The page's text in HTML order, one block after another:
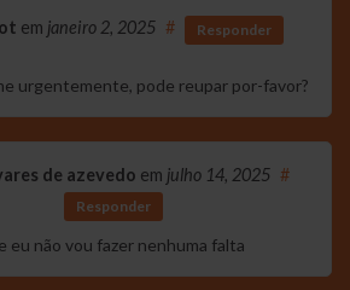
em janeiro 2, 2025 # Responder
urgentemente, pode reupar por-favor?
de azevedo em julho 14, 2025 #
Responder
eu não vou fazer nenhuma falta